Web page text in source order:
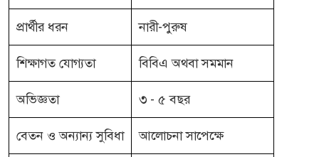
প্রার্থীর ধরন নারী-পুরুষ
শিক্ষাগত যোগ্যতা বিবিএ অথবা সমমান
অভিজ্ঞতা ৩ - ৫ বছর
বেতন ও অন্যান্য সুবিধা আলোচনা সাপেক্ষে